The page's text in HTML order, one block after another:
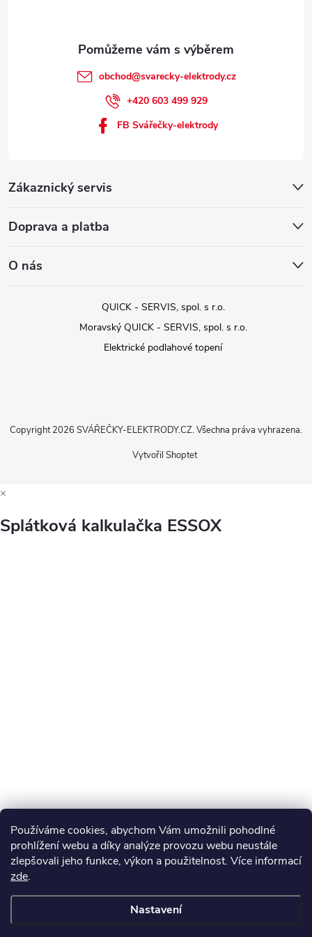
Používáme cookies, abychom Vám umožnili pohodlné
prohlížení webu a díky analýze provozu webu neustále
zlepšovali jeho funkce, výkon a použitelnost. Více informací
zde.
Nastavení
Zákaznický servis
Doprava a platba
O nás
obchod@svarecky-elektrody.cz
+420 603 499 929
FB Svářečky-elektrody
QUICK - SERVIS, spol. s r.o.
Moravský QUICK - SERVIS, spol. s r.o.
Elektrické podlahové topení
Vytvořil Shoptet
Copyright 2026 SVÁŘEČKY-ELEKTRODY.CZ. Všechna práva vyhrazena.
×
Splátková kalkulačka ESSOX